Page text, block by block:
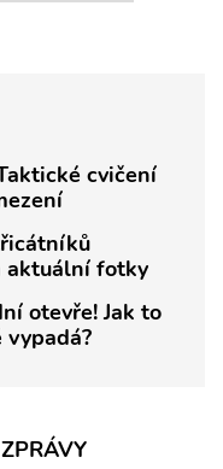
cvičení
aktuální fotky
otevře! Jak to